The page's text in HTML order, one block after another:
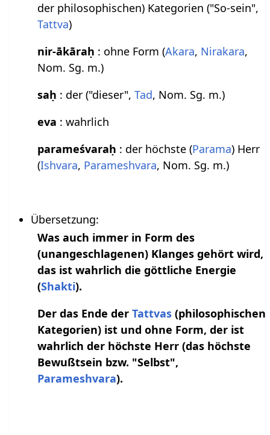
der philosophischen) Kategorien ("So-sein",
Tattva)
nir-ākāraḥ : ohne Form (Akara, Nirakara,
Nom. Sg. m.)
saḥ : der ("dieser",Tad, Nom. Sg. m.)
eva : wahrlich
parameśvaraḥ : der höchste (Parama) Herr
(Ishvara, Parameshvara, Nom. Sg. m.)
Übersetzung:
Was auch immer in Form des
(unangeschlagenen) Klanges gehört wird,
das ist wahrlich die göttliche Energie
(Shakti).
Der das Ende derTattvas (philosophischen
Kategorien) ist und ohne Form, der ist
wahrlich der höchste Herr (das höchste
Bewußtsein bzw. "Selbst",
Parameshvara).